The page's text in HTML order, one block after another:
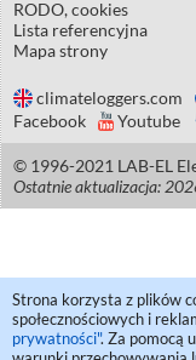
Strona korzysta z plików
społecznościowych i
prywatności". Za pomocą
RODO, cookies
Lista referencyjna
Mapa strony
climateloggers.com
Facebook
Youtube
© 1996-2021 LAB-EL
Ostatnie aktualizacja: